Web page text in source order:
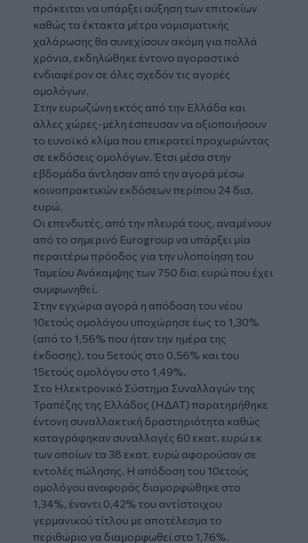
πρόκειται να υπάρξει αύξηση των επιτοκίων
καθώς τα έκτακτα μέτρα νομισματικής
χαλάρωσης θα συνεχίσουν ακόμη για πολλά
χρόνια, εκδηλώθηκε έντονο αγοραστικό
ενδιαφέρον σε όλες σχεδόν τις αγορές
ομολόγων.
Στην ευρωζώνη εκτός από την Ελλάδα και
άλλες χώρες-μέλη έσπευσαν να αξιοποιήσουν
το ευνοϊκό κλίμα που επικρατεί προχωρώντας
σε εκδόσεις ομολόγων. Έτσι μέσα στην
εβδομάδα άντλησαν από την αγορά μέσω
κοινοπρακτικών εκδόσεων περίπου 24 δισ.
ευρώ.
Οι επενδυτές, από την πλευρά τους, αναμένουν
από το σημερινό Eurogroup να υπάρξει μία
περαιτέρω πρόοδος για την υλοποίηση του
Ταμείου Ανάκαμψης των 750 δισ. ευρώ που έχει
συμφωνηθεί.
Στην εγχώρια αγορά η απόδοση του νέου
10ετούς ομολόγου υποχώρησε έως το 1,30%
(από το 1,56% που ήταν την ημέρα της
έκδοσης), του 5ετούς στο 0,56% και του
15ετούς ομολόγου στο 1,49%.
Στο Ηλεκτρονικό Σύστημα Συναλλαγών της
Τραπέζης της Ελλάδος (ΗΔΑΤ) παρατηρήθηκε
έντονη συναλλακτική δραστηριότητα καθώς
καταγράφηκαν συναλλαγές 60 εκατ. ευρώ εκ
των οποίων τα 38 εκατ. ευρώ αφορούσαν σε
εντολές πώλησης. Η απόδοση του 10ετούς
ομολόγου αναφοράς διαμορφώθηκε στο
1,34%, έναντι 0,42% του αντίστοιχου
γερμανικού τίτλου με αποτέλεσμα το
περιθώριο να διαμορφωθεί στο 1,76%.